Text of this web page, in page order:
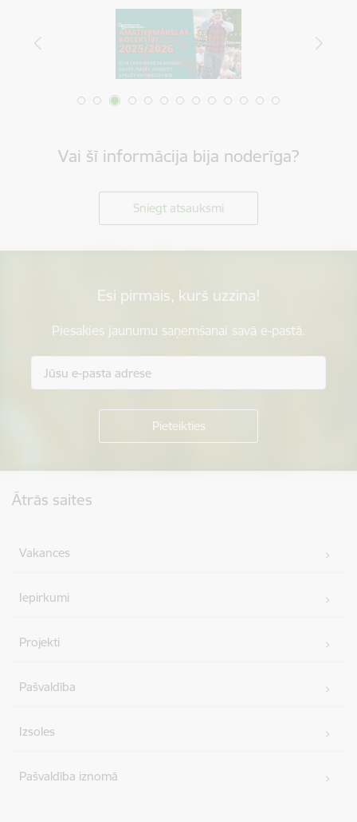
Vai šī informācija bija noderīga?
Sniegt atsauksmi
Esi pirmais, kurš uzzina!
Piesakies jaunumu saņemšanai savā e-pastā.
Ātrās saites
Vakances
Iepirkumi
Projekti
Pašvaldība
Izsoles
Pašvaldība iznomā